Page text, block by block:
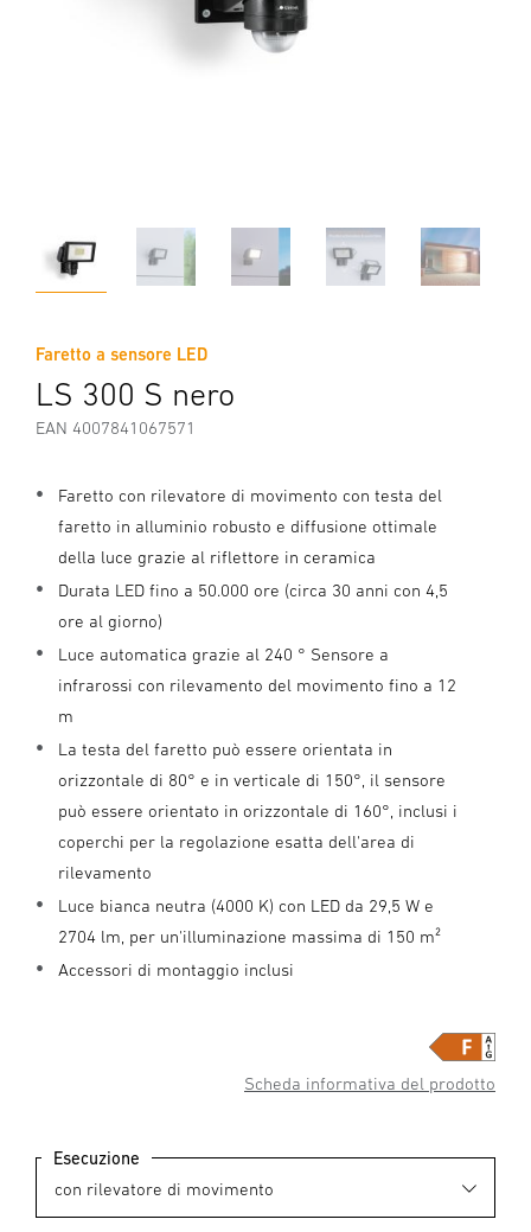
Faretto a sensore LED
LS 300 S nero
EAN 4007841067571
Faretto con rilevatore di movimento con testa del
faretto in alluminio robusto e diffusione ottimale
della luce grazie al riflettore in ceramica
Durata LED fino a 50.000 ore (circa 30 anni con 4,5
ore al giorno)
Luce automatica grazie al 240 ° Sensore a
infrarossi con rilevamento del movimento fino a 12
m
La testa del faretto può essere orientata in
orizzontale di 80° e in verticale di 150°, il sensore
può essere orientato in orizzontale di 160°, inclusi i
coperchi per la regolazione esatta dell'area di
rilevamento
Luce bianca neutra (4000 K) con LED da 29,5 W e
2704 lm, per un'illuminazione massima di 150 m²
Accessori di montaggio inclusi
Scheda informativa del prodotto
Esecuzione